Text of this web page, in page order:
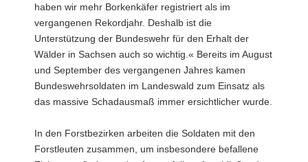
haben wir mehr Borkenkäfer registriert als im
vergangenen Rekordjahr. Deshalb ist die
Unterstützung der Bundeswehr für den Erhalt der
Wälder in Sachsen auch so wichtig.« Bereits im August
und September des vergangenen Jahres kamen
Bundeswehrsoldaten im Landeswald zum Einsatz als
das massive Schadausmaß immer ersichtlicher wurde.
In den Forstbezirken arbeiten die Soldaten mit den
Forstleuten zusammen, um insbesondere befallene